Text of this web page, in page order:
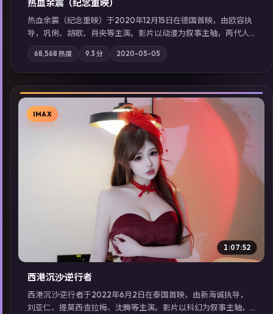
热血余震（纪念重映）
热血余震（纪念重映）于2020年12月15日在德国首映，由欧容执
导，巩俐、胡歌、肖央等主演。影片以动漫为叙事主轴，两代人
的执念在暴风雨夜正面相撞；摄影与配乐强化地域气质；站内亦
可通过「国产免费观看高清电视剧在线看」延展检索同类型高分
佳作，畅享高清在线追剧体验。
68,568 热度 9.3 分 2020-05-05
▶
IMAX
1:07:52
西港沉沙·逆行者
西港沉沙·逆行者于2022年6月2日在泰国首映，由新海诚执导，
刘亚仁、提莫西·查拉梅、沈腾等主演。影片以科幻为叙事主轴，